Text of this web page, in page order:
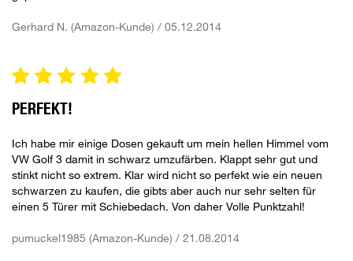
Gerhard N. (Amazon-Kunde) / 05.12.2014
PERFEKT!
Ich habe mir einige Dosen gekauft um mein hellen Himmel vom
VW Golf 3 damit in schwarz umzufärben. Klappt sehr gut und
stinkt nicht so extrem. Klar wird nicht so perfekt wie ein neuen
schwarzen zu kaufen, die gibts aber auch nur sehr selten für
einen 5 Türer mit Schiebedach. Von daher Volle Punktzahl!
pumuckel1985 (Amazon-Kunde) / 21.08.2014